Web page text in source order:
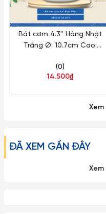
Bát cơm 4.3'' Hàng Nhật
Trắng Ø: 10.7cm Cao:
Cái/Hộp Long Phương Sứ LP
AA 1117
(0)
14.500₫
ĐÃ XEM GẦN ĐÂY